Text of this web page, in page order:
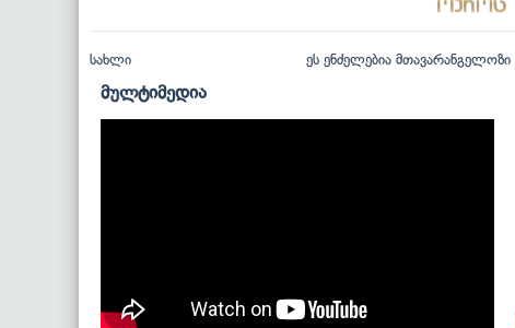
სახლი ეს ენძელებია მთავარანგელოზი
მულტიმედია